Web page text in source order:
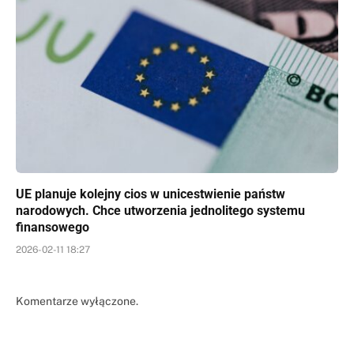
UE planuje kolejny cios w unicestwienie państw
narodowych. Chce utworzenia jednolitego systemu
finansowego
2026-02-11 18:27
Komentarze wyłączone.